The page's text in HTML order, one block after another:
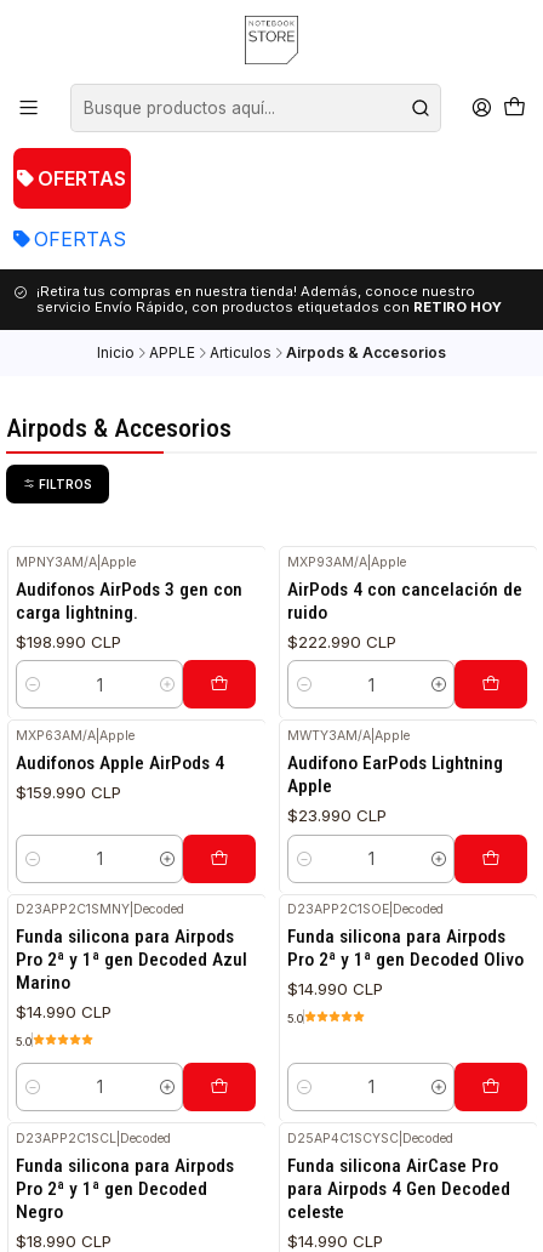
OFERTAS
OFERTAS
¡Retira tus compras en nuestra tienda! Además, conoce nuestro
servicio Envío Rápido, con productos etiquetados con RETIRO HOY
Inicio APPLE Articulos Airpods & Accesorios
Airpods & Accesorios
FILTROS
MPNY3AM/A |Apple
Audifonos AirPods 3 gen con
carga lightning.
$198.990 CLP
Cantidad
MXP93AM/A |Apple
AirPods 4 con cancelación de
ruido
$222.990 CLP
Cantidad
MXP63AM/A |Apple
Audifonos Apple AirPods 4
$159.990 CLP
Cantidad
MWTY3AM/A |Apple
Audifono EarPods Lightning
Apple
$23.990 CLP
Cantidad
D23APP2C1SMNY Decoded
Funda silicona para Airpods
Pro 2ª y 1ª gen Decoded Azul
Marino
$14.990 CLP
5.0
Cantidad
D23APP2C1SOE Decoded
Funda silicona para Airpods
Pro 2ª y 1ª gen Decoded Olivo
$14.990 CLP
5.0
Cantidad
D23APP2C1SCL Decoded
Funda silicona para Airpods
Pro 2ª y 1ª gen Decoded
Negro
$18.990 CLP
D25AP4C1SCYSC Decoded
Funda silicona AirCase Pro
para Airpods 4 Gen Decoded
celeste
$14.990 CLP